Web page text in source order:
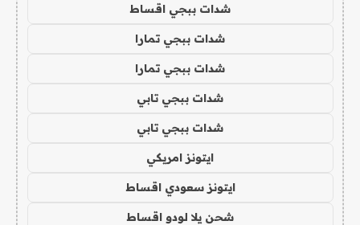
شدات ببجي اقساط
شدات ببجي تمارا
شدات ببجي تمارا
شدات ببجي تابي
شدات ببجي تابي
ايتونز امريكي
ايتونز سعودي اقساط
شحن يلا لودو اقساط